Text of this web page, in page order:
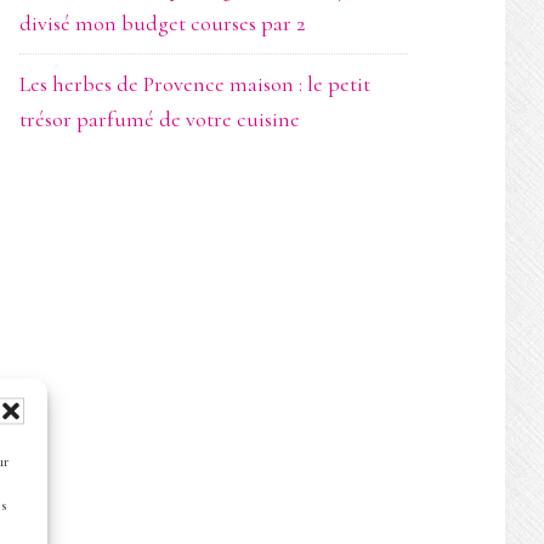
divisé mon budget courses par 2
Les herbes de Provence maison : le petit
trésor parfumé de votre cuisine